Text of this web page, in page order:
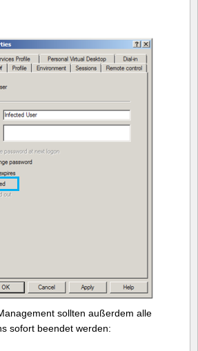
sollten außerdem alle
sofort beendet werden: